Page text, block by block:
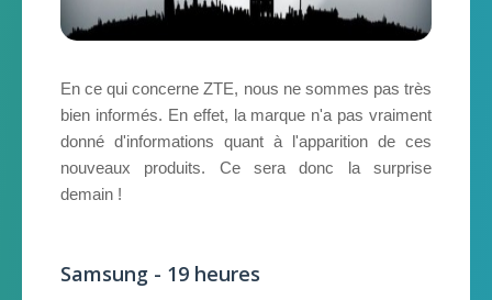
En ce qui concerne ZTE, nous ne sommes pas très
bien informés. En effet, la marque n'a pas vraiment
donné d'informations quant à l'apparition de ces
nouveaux produits. Ce sera donc la surprise
demain !
Samsung - 19 heures